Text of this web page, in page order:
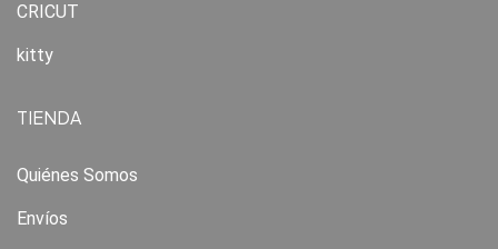
CRICUT
kitty
TIENDA
Quiénes Somos
Envíos